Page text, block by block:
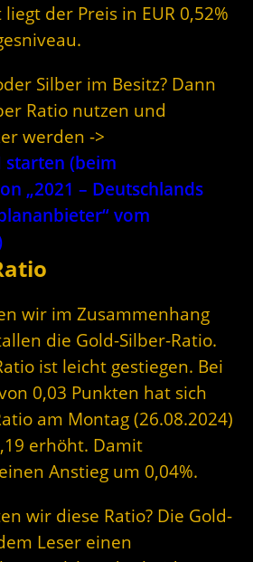
liegt der Preis in EUR 0,52%
Silber im Besitz? Dann
Ratio nutzen und
werden ->
starten (beim
„2021 – Deutschlands
vom
wir im Zusammenhang
die Gold-Silber-Ratio.
ist leicht gestiegen. Bei
0,03 Punkten hat sich
am Montag (26.08.2024)
erhöht. Damit
Anstieg um 0,04%.
wir diese Ratio? Die Gold-
Leser einen